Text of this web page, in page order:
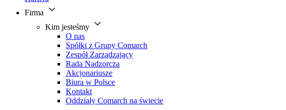
Firma
Kim jesteśmy
O nas
Spółki z Grupy Comarch
Zespół Zarządzający
Rada Nadzorcza
Akcjonariusze
Biura w Polsce
Kontakt
Oddziały Comarch na świecie